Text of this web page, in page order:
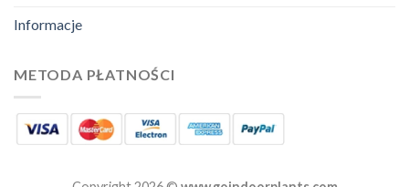
Informacje
METODA PŁATNOŚCI